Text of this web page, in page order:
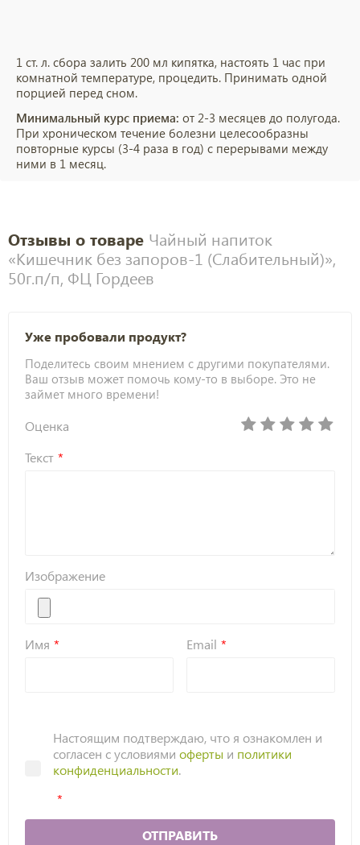
1 ст. л. сбора залить 200 мл кипятка, настоять 1 час при
комнатной температуре, процедить. Принимать одной
порцией перед сном.
Минимальный курс приема: от 2-3 месяцев до полугода.
При хроническом течение болезни целесообразны
повторные курсы (3-4 раза в год) с перерывами между
ними в 1 месяц.
Отзывы о товаре Чайный напиток
«Кишечник без запоров-1 (Слабительный)»,
50г.п/п, ФЦ Гордеев
Уже пробовали продукт?
Поделитесь своим мнением с другими покупателями.
Ваш отзыв может помочь кому-то в выборе. Это не
займет много времени!
Оценка
Текст
Изображение
Имя Email
Настоящим подтверждаю, что я ознакомлен и
согласен с условиями оферты и политики
конфиденциальности.
ОТПРАВИТЬ